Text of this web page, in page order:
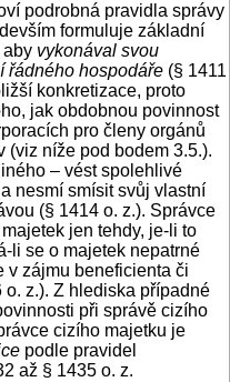
podrobná pravidla správy
formuluje základní
aby vykonával svou
řádného hospodáře (§ 1411
konkretizace, proto
jak obdobnou povinnost
pro členy orgánů
(viz níže pod bodem 3.5.).
– vést spolehlivé
nesmí smísit svůj vlastní
(§ 1414 o. z.). Správce
jen tehdy, je-li to
li se o majetek nepatrné
v zájmu beneficienta či
z.). Z hlediska případné
při správě cizího
cizího majetku je
podle pravidel
až § 1435 o. z.